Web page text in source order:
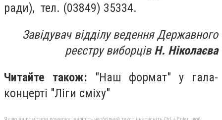
ради), тел. (03849) 35334.
Завідувач відділу ведення Державного
реєстру виборців Н. Ніколаєва
Читайте також: "Наш формат" у гала-
концерті "Ліги сміху"